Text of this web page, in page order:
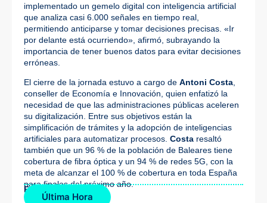
implementado un gemelo digital con inteligencia artificial
que analiza casi 6.000 señales en tiempo real,
permitiendo anticiparse y tomar decisiones precisas. «Ir
por delante está ocurriendo», afirmó, subrayando la
importancia de tener buenos datos para evitar decisiones
erróneas.
El cierre de la jornada estuvo a cargo de Antoni Costa
conseller de Economía e Innovación, quien enfatizó la
necesidad de que las administraciones públicas aceleren
su digitalización. Entre sus objetivos están la
simplificación de trámites y la adopción de inteligencias
artificiales para automatizar procesos. Costa resaltó
también que un 96 % de la población de Baleares tiene
cobertura de fibra óptica y un 94 % de redes 5G, con la
meta de alcanzar el 100 % de cobertura en toda España
para finales del próximo año.
Fuente de la noticia:
Última Hora